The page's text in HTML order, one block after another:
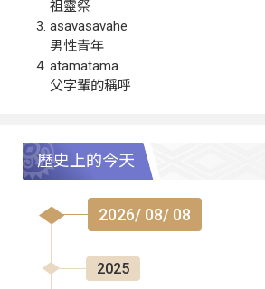
祖靈祭
asavasavahe
男性青年
atamatama
父字輩的稱呼
歷史上的今天
2026/ 08/ 08
2025